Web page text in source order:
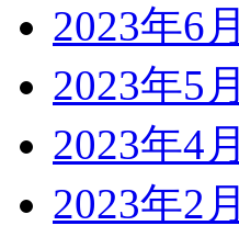
2023年6月
2023年5月
2023年4月
2023年2月